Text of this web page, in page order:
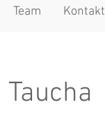
Team Kontakt